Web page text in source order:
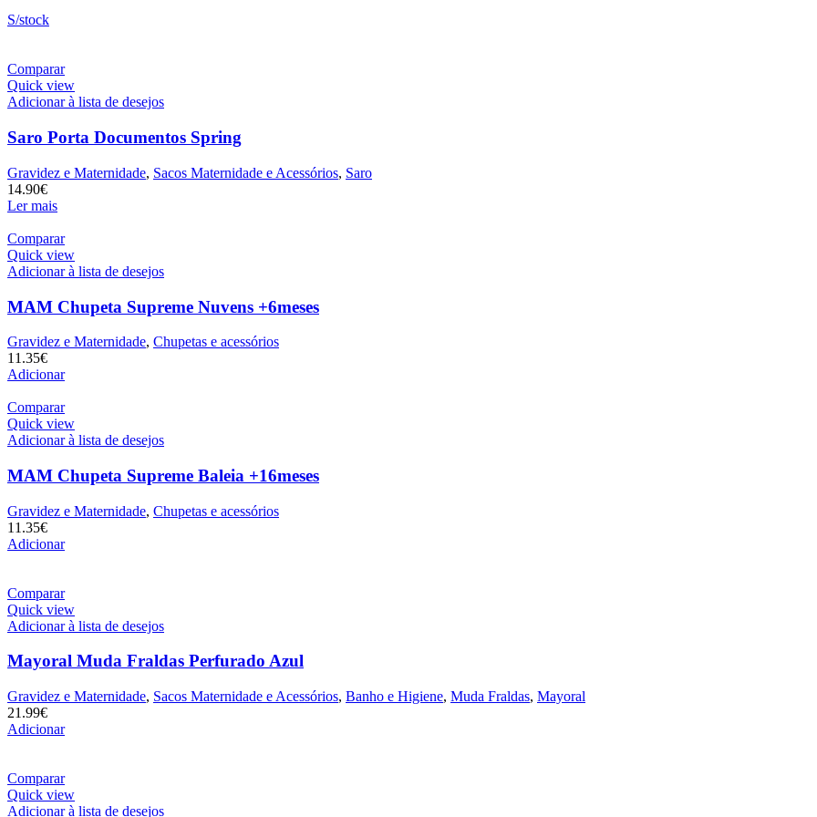
S/stock
Comparar
Quick view
Adicionar à lista de desejos
Saro Porta Documentos Spring
Gravidez e Maternidade, Sacos Maternidade e Acessórios, Saro
14.90€
Ler mais
Comparar
Quick view
Adicionar à lista de desejos
MAM Chupeta Supreme Nuvens +6meses
Gravidez e Maternidade, Chupetas e acessórios
11.35€
Adicionar
Comparar
Quick view
Adicionar à lista de desejos
MAM Chupeta Supreme Baleia +16meses
Gravidez e Maternidade, Chupetas e acessórios
11.35€
Adicionar
Comparar
Quick view
Adicionar à lista de desejos
Mayoral Muda Fraldas Perfurado Azul
Gravidez e Maternidade, Sacos Maternidade e Acessórios, Banho e Higiene, Muda Fraldas, Mayoral
21.99€
Adicionar
Comparar
Quick view
Adicionar à lista de desejos